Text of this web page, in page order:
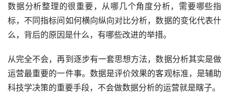
数据分析整理的很重要，从哪几个角度分析，需要哪些指
标，不同指标间如何横向纵向对比分析，数据的变化代表什
么，背后的原因是什么，有哪些改进的举措。
从完全不会，再到逐步有一套思想方法，数据分析其实是做
运营最重要的一件事。数据是评价效果的客观标准，是辅助
科技学决策的重要手段，不会做数据分析的运营就是瞎子。